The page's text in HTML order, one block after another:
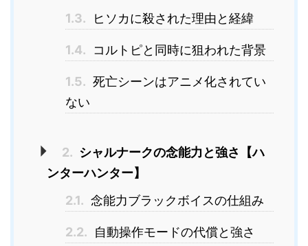
1.3. ヒソカに殺された理由と経緯
1.4. コルトピと同時に狙われた背景
1.5. 死亡シーンはアニメ化されてい
ない
2. シャルナークの念能力と強さ【ハ
ンターハンター】
2.1. 念能力ブラックボイスの仕組み
2.2. 自動操作モードの代償と強さ